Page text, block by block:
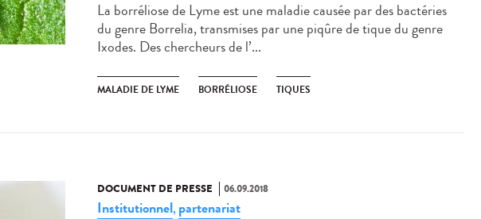
La borréliose de Lyme est une maladie causée par des bactéries
du genre Borrelia, transmises par une piqûre de tique du genre
Ixodes. Des chercheurs de l’...
MALADIE DE LYME BORRÉLIOSE TIQUES
DOCUMENT DE PRESSE 06.09.2018
Institutionnel, partenariat